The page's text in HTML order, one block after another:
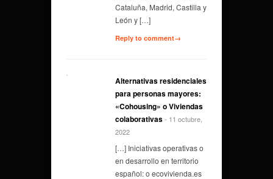
Cataluña, Madrid, Castilla y
León y […]
Reply to comment→
Alternativas residenciales
para personas mayores:
«Cohousing» o Viviendas
colaborativas- 11 octubre,
2022
[…] Iniciativas operativas o
en desarrollo en territorio
español: o ecovivienda.es